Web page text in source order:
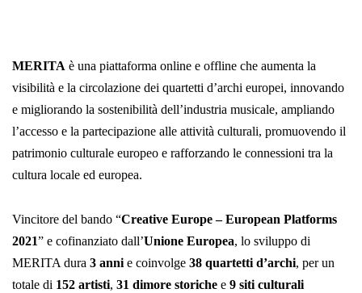
MERITA è una piattaforma online e offline che aumenta la
visibilità e la circolazione dei quartetti d’archi europei, innovando
e migliorando la sostenibilità dell’industria musicale, ampliando
l’accesso e la partecipazione alle attività culturali, promuovendo il
patrimonio culturale europeo e rafforzando le connessioni tra la
cultura locale ed europea.
Vincitore del bando “Creative Europe – European Platforms
2021” e cofinanziato dall’Unione Europea, lo sviluppo di
MERITA dura 3 annie coinvolge 38 quartetti d’archi, per un
totale di 152 artisti, 31 dimore storiche e 9 siti culturali